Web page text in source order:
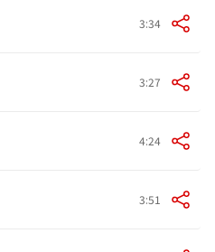
3:34
3:27
4:24
3:51